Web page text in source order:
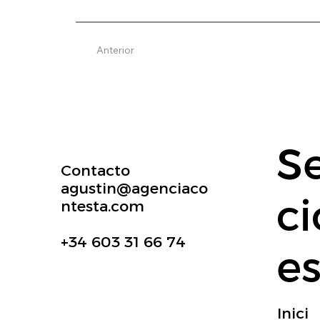
Anterior
Contacto
agustin@agenciaco
ntesta.com
+34 603 31 66 74
es
Inici